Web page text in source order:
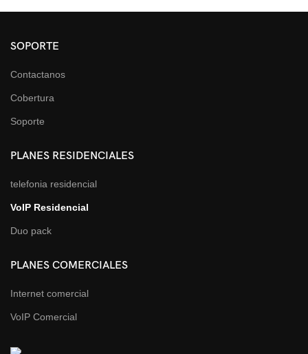
SOPORTE
Contactanos
Cobertura
Soporte
PLANES RESIDENCIALES
telefonia residencial
VoIP Residencial
Duo pack
PLANES COMERCIALES
Internet comercial
VoIP Comercial